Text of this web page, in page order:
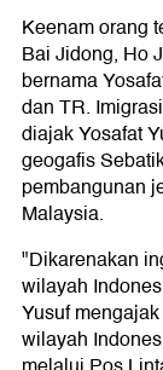
Keenam orang
Bai Jidong, Ho
bernama
dan TR.
diajak Yosafat
geogafis
pembangunan
Malaysia.
"Dikarenakan
wilayah
Yusuf
wilayah